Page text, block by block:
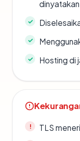
dinyatakan
Hosting di
TLS